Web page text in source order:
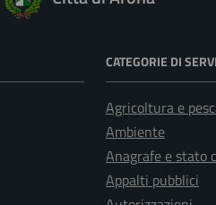
CATEGORIE DI
Agricoltura e
Ambiente
Anagrafe e stato
Appalti pubblici